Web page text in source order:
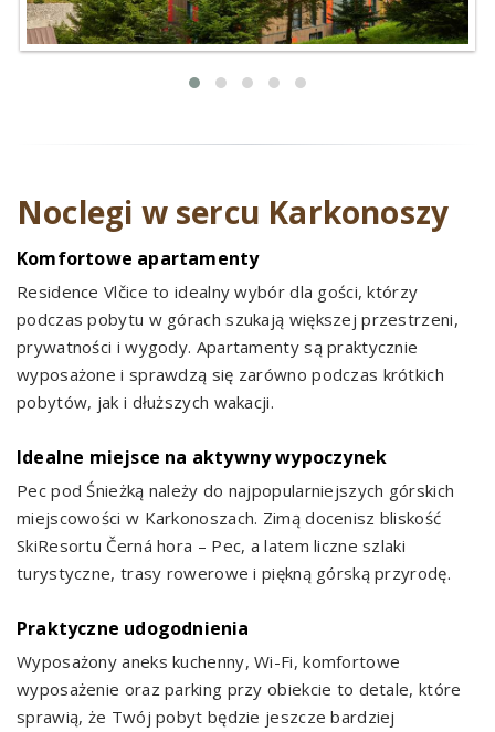
Noclegi w sercu Karkonoszy
Komfortowe apartamenty
Residence Vlčice to idealny wybór dla gości, którzy
podczas pobytu w górach szukają większej przestrzeni,
prywatności i wygody. Apartamenty są praktycznie
wyposażone i sprawdzą się zarówno podczas krótkich
pobytów, jak i dłuższych wakacji.
Idealne miejsce na aktywny wypoczynek
Pec pod Śnieżką należy do najpopularniejszych górskich
miejscowości w Karkonoszach. Zimą docenisz bliskość
SkiResortu Černá hora – Pec, a latem liczne szlaki
turystyczne, trasy rowerowe i piękną górską przyrodę.
Praktyczne udogodnienia
Wyposażony aneks kuchenny, Wi-Fi, komfortowe
wyposażenie oraz parking przy obiekcie to detale, które
sprawią, że Twój pobyt będzie jeszcze bardziej